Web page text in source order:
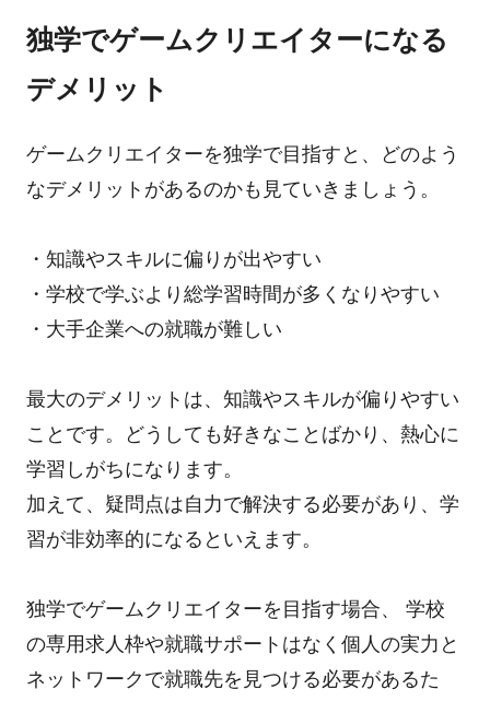
独学でゲームクリエイターになる
デメリット
ゲームクリエイターを独学で目指すと、どのよう
なデメリットがあるのかも見ていきましょう。
・知識やスキルに偏りが出やすい
・学校で学ぶより総学習時間が多くなりやすい
・大手企業への就職が難しい
最大のデメリットは、知識やスキルが偏りやすい
ことです。どうしても好きなことばかり、熱心に
学習しがちになります。
加えて、疑問点は自力で解決する必要があり、学
習が非効率的になるといえます。
独学でゲームクリエイターを目指す場合、 学校
の専用求人枠や就職サポートはなく個人の実力と
ネットワークで就職先を見つける必要があるた